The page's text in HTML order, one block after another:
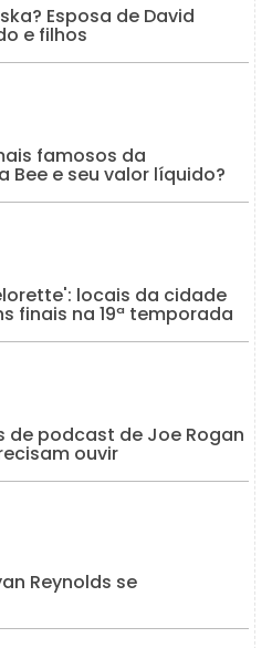
Esposa de David
e filhos
famosos da
e seu valor líquido?
locais da cidade
finais na 19ª temporada
de podcast de Joe Rogan
ouvir
Reynolds se